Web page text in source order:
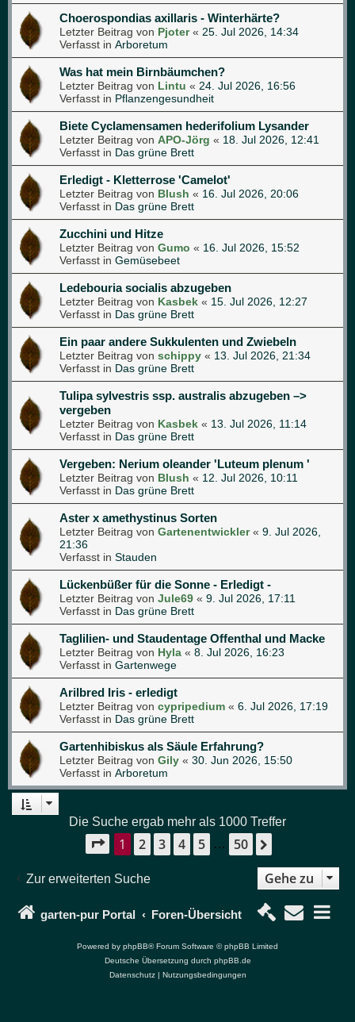
Choerospondias axillaris - Winterhärte?
Letzter Beitrag von Pjoter« 25. Jul 2026, 14:34
Verfasst in Arboretum
Was hat mein Birnbäumchen?
Letzter Beitrag von Lintu « 24. Jul 2026, 16:56
Verfasst in Pflanzengesundheit
Biete Cyclamensamen hederifolium Lysander
Letzter Beitrag von APO-Jörg « 18. Jul 2026, 12:41
Verfasst in Das grüne Brett
Erledigt - Kletterrose 'Camelot'
Letzter Beitrag von Blush « 16. Jul 2026, 20:06
Verfasst in Das grüne Brett
Zucchini und Hitze
Letzter Beitrag von Gumo « 16. Jul 2026, 15:52
Verfasst in Gemüsebeet
Ledebouria socialis abzugeben
Letzter Beitrag von Kasbek « 15. Jul 2026, 12:27
Verfasst in Das grüne Brett
Ein paar andere Sukkulenten und Zwiebeln
Letzter Beitrag von schippy « 13. Jul 2026, 21:34
Verfasst in Das grüne Brett
Tulipa sylvestris ssp. australis abzugeben –>
vergeben
Letzter Beitrag von Kasbek « 13. Jul 2026, 11:14
Verfasst in Das grüne Brett
Vergeben: Nerium oleander 'Luteum plenum '
Letzter Beitrag von Blush « 12. Jul 2026, 10:11
Verfasst in Das grüne Brett
Aster x amethystinus Sorten
Letzter Beitrag von Gartenentwickler« 9. Jul 2026,
21:36
Verfasst in Stauden
Lückenbüßer für die Sonne - Erledigt -
Letzter Beitrag von Jule69 « 9. Jul 2026, 17:11
Verfasst in Das grüne Brett
Taglilien- und Staudentage Offenthal und Macke
Letzter Beitrag von Hyla « 8. Jul 2026, 16:23
Verfasst in Gartenwege
Arilbred Iris - erledigt
Letzter Beitrag von cypripedium « 6. Jul 2026, 17:19
Verfasst in Das grüne Brett
Gartenhibiskus als Säule Erfahrung?
Letzter Beitrag von Gily « 30. Jun 2026, 15:50
Verfasst in Arboretum
Die Suche ergab mehr als 1000 Treffer
Seite 1von 50
1 2 3 4 5 … 50
Zur erweiterten Suche Gehe zu
garten-pur Portal Foren-Übersicht
Powered by phpBB® Forum Software © phpBB Limited
Deutsche Übersetzung durch phpBB.de
Datenschutz| Nutzungsbedingungen